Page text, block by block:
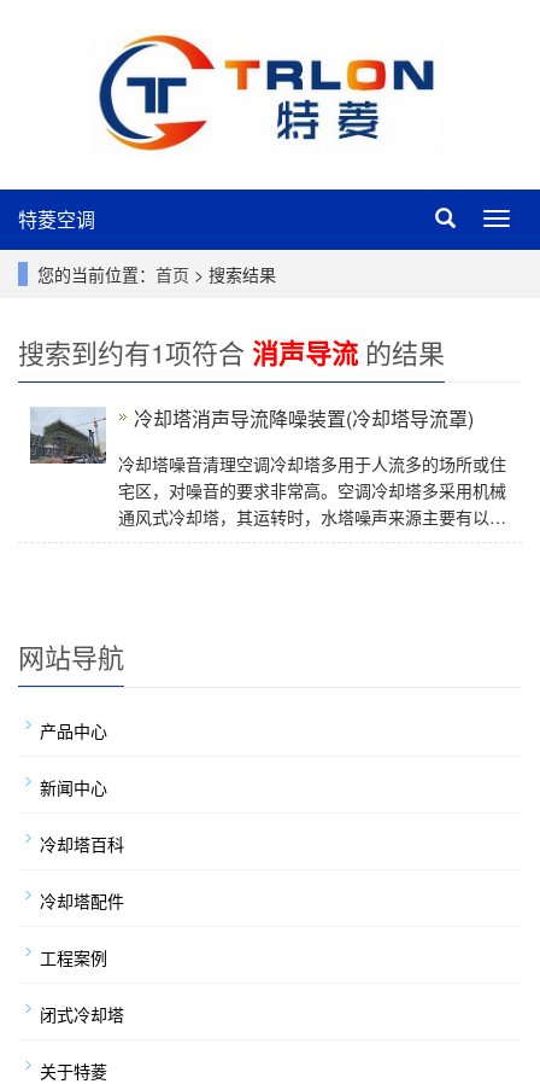
特
菱
特菱空调
您的当前位置： 首页 > 搜索结果
搜索到约有1项符合 消声导流 的结果
冷却塔消声导流降噪装置(冷却塔导流罩)
冷却塔噪音清理空调冷却塔多用于人流多的场所或住
宅区，对噪音的要求非常高。空调冷却塔多采用机械
通风式冷却塔，其运转时，水塔噪声来源主要有以下
几个方面：1、风车噪音：其噪声主要是由机械噪声和
网站导航
产品中心
新闻中心
冷却塔百科
冷却塔配件
工程案例
闭式冷却塔
关于特菱